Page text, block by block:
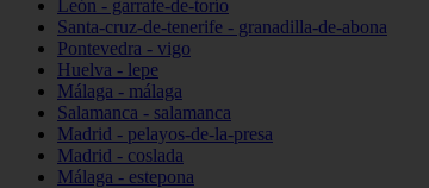
León - garrafe-de-torío
Santa-cruz-de-tenerife - granadilla-de-abona
Pontevedra - vigo
Huelva - lepe
Málaga - málaga
Salamanca - salamanca
Madrid - pelayos-de-la-presa
Madrid - coslada
Málaga - estepona